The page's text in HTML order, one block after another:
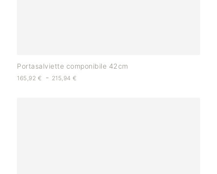
Portasalviette componibile 42cm
165,92 € - 215,94€